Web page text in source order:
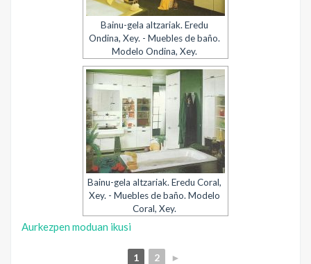
Bainu-gela altzariak. Eredu
Ondina, Xey. - Muebles de baño.
Modelo Ondina, Xey.
Bainu-gela altzariak. Eredu Coral,
Xey. - Muebles de baño. Modelo
Coral, Xey.
Aurkezpen moduan ikusi
1 2 ►